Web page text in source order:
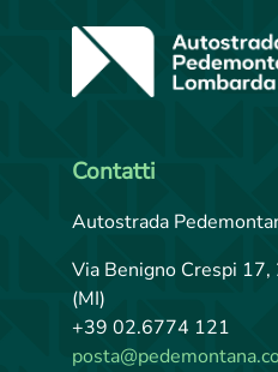
Contatti
Autostrada
Via Benigno Crespi
(MI)
+39 02.6774 121